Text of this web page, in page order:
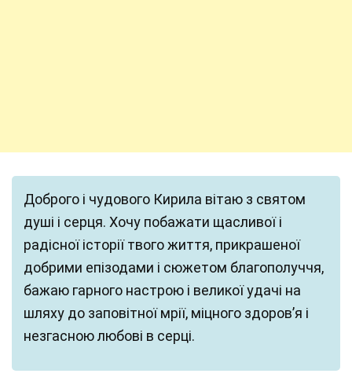
Доброго і чудового Кирила вітаю з святом
душі і серця. Хочу побажати щасливої і
радісної історії твого життя, прикрашеної
добрими епізодами і сюжетом благополуччя,
бажаю гарного настрою і великої удачі на
шляху до заповітної мрії, міцного здоров’я і
незгасною любові в серці.